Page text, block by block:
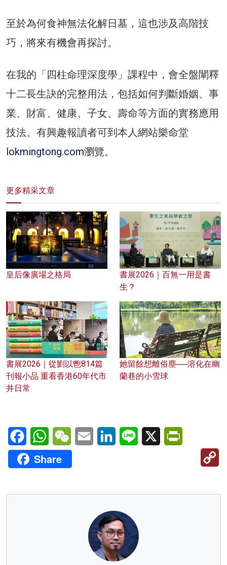
至於為何食神無法化解日墓，這也涉及高階技
巧，將來有機會再探討。
在我的「四柱命理深度學」課程中，會全盤闡釋
十二長生訣的完整用法，包括如何判斷婚姻、事
業、財富、健康、子女、壽命等方面的實務應用
技法。有興趣報讀者可到本人網站樂命堂
lokmingtong.com瀏覽。
更多精采文章
皇后像廣場之格局
書展2026｜百無一用是書
生？
書展2026｜從劉以鬯814篇
刊報小品 重看香港60年代市
井日常
她留餘想離俗塵──溶化在幽
蘭巷的小雪球
FacebookWhatsAppWeChatEmail LinkedInLine X
Share